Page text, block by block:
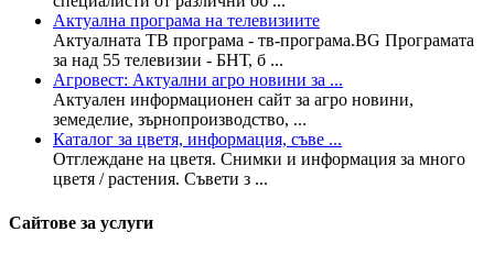
Актуална програма на телевизиите
Актуалната ТВ програма - тв-програма.BG Програмата
за над 55 телевизии - БНТ, б ...
Агровест: Актуални агро новини за ...
Актуален информационен сайт за агро новини,
земеделие, зърнопроизводство, ...
Каталог за цветя, информация, съве ...
Отглеждане на цветя. Снимки и информация за много
цветя / растения. Съвети з ...
Сайтове за услуги